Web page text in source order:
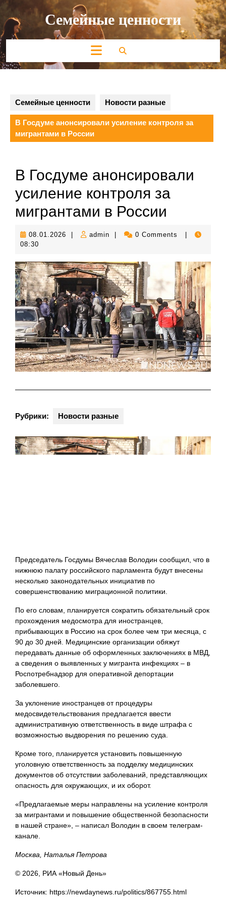
Перейти
содержимому Семейные ценности
Кнопка
Открыть
Семейные ценности Новости разные
В Госдуме анонсировали усиление контроля за
мигрантами в России
В Госдуме анонсировали
усиление контроля за
мигрантами в России
08.01.2026 08.01.2026
admin admin 0 Comments
08:30
Рубрики: Новости разные
Председатель Госдумы Вячеслав Володин сообщил, что в
нижнюю палату российского парламента будут внесены
несколько законодательных инициатив по
совершенствованию миграционной политики.
По его словам, планируется сократить обязательный срок
прохождения медосмотра для иностранцев,
прибывающих в Россию на срок более чем три месяца, с
90 до 30 дней. Медицинские организации обяжут
передавать данные об оформленных заключениях в МВД,
а сведения о выявленных у мигранта инфекциях – в
Роспотребнадзор для оперативной депортации
заболевшего.
За уклонение иностранцев от процедуры
медосвидетельствования предлагается ввести
административную ответственность в виде штрафа с
возможностью выдворения по решению суда.
Кроме того, планируется установить повышенную
уголовную ответственность за подделку медицинских
документов об отсутствии заболеваний, представляющих
опасность для окружающих, и их оборот.
«Предлагаемые меры направлены на усиление контроля
за мигрантами и повышение общественной безопасности
в нашей стране», – написал Володин в своем телеграм-
канале.
Москва, Наталья Петрова
© 2026, РИА «Новый День»
Источник: https://newdaynews.ru/politics/867755.html